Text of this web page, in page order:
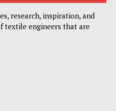
research, inspiration, and
textile engineers that are